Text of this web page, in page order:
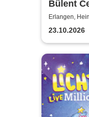
Bülent
Erlangen,
23.10.2026